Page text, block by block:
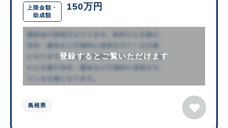
上限金額・
助成額
150万円
登録するとご覧いただけます
島根県